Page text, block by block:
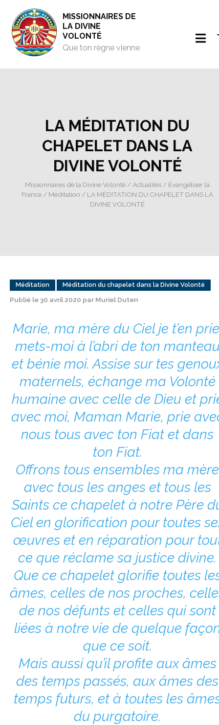
MISSIONNAIRES DE
LA DIVINE
VOLONTÉ
Que ton règne vienne
LA MÉDITATION DU
CHAPELET DANS LA
DIVINE VOLONTÉ
Missionnaires de la Divine Volonté / Actualités / Évangéliser la
France / Méditation / LA MÉDITATION DU CHAPELET DANS LA
DIVINE VOLONTÉ
Méditation Méditation du chapelet dans la Divine Volonté
Publié le 30 avril 2020 par Muriel Duten
Marie, ma mère du Ciel je t’en
mets-moi à l’abri de ton
et bénie moi. Assise sur tes
maternels, échange ma Volonté
humaine avec celle de Dieu et
avec moi, Maman Marie, prie
nous tous avec ton Fiat et dans
ton Fiat.
Offrons tous ensembles ma mère
avec tous les anges et tous les
Saints ce chapelet à notre Père
Ciel en glorification pour toutes
œuvres et en réparation pour
ce que réclame sa justice divine.
Que ce chapelet glorifie toutes
âmes, celles de nos proches,
de nos défunts et celles qui sont
liées à notre vie de quelque
que ce soit.
Mais aussi qu’il profite aux âmes
des temps passés, aux âmes des
temps futurs, et à toutes les
du purgatoire.